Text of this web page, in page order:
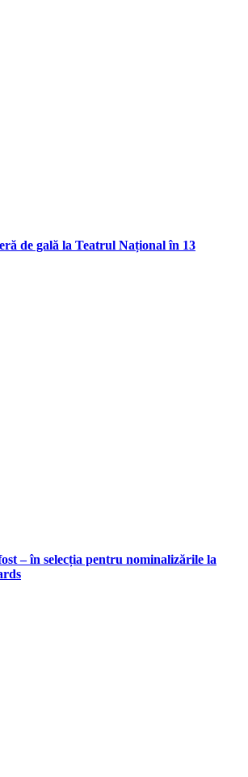
de gală la Teatrul Național în 13
– în selecția pentru nominalizările la